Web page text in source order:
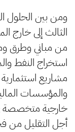
ومن بين الحلول
الثالث إلى خارج
من مباني وطرق
استخراج النفط
مشاريع
والمؤسسات
خارجية متخصصة
أجل التقليل من